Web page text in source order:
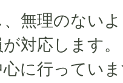
無理のない
対応します。
に行ってい